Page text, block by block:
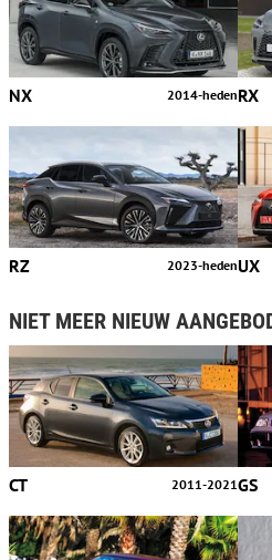
NX 2014-hedenRX
RZ 2023-hedenUX
NIET MEER NIEUW
CT 2011-2021GS